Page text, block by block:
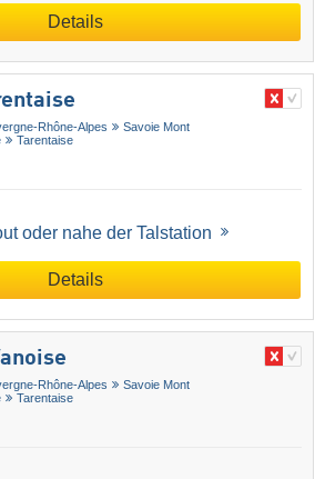
Details
Rhône-Alpes
Savoie Mont
Tarentaise
oder nahe der Talstation
Details
Rhône-Alpes
Savoie Mont
Tarentaise